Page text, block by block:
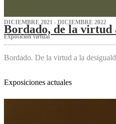
DICIEMBRE 2021 - DICIEMBRE 2022
Bordado, de la virtud
Exposición virtual‌
Bordado. De la virtud a la
Exposiciones actuales